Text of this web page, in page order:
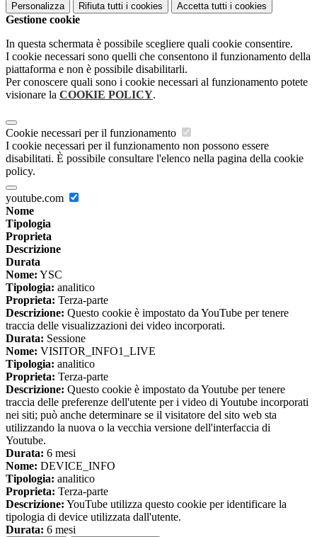
Personalizza Rifiuta tutti i cookies Accetta tutti i cookies
Gestione cookie
In questa schermata è possibile scegliere quali cookie consentire.
I cookie necessari sono quelli che consentono il funzionamento della
piattaforma e non è possibile disabilitarli.
Per conoscere quali sono i cookie necessari al funzionamento potete
visionare la COOKIE POLICY.
Cookie necessari per il funzionamento
I cookie necessari per il funzionamento non possono essere
disabilitati. È possibile consultare l'elenco nella pagina della cookie
policy.
youtube.com
Nome
Tipologia
Proprieta
Descrizione
Durata
Nome: YSC
Tipologia: analitico
Proprieta: Terza-parte
Descrizione: Questo cookie è impostato da YouTube per tenere
traccia delle visualizzazioni dei video incorporati.
Durata: Sessione
Nome: VISITOR_INFO1_LIVE
Tipologia: analitico
Proprieta: Terza-parte
Descrizione: Questo cookie è impostato da Youtube per tenere
traccia delle preferenze dell'utente per i video di Youtube incorporati
nei siti; può anche determinare se il visitatore del sito web sta
utilizzando la nuova o la vecchia versione dell'interfaccia di
Youtube.
Durata: 6 mesi
Nome: DEVICE_INFO
Tipologia: analitico
Proprieta: Terza-parte
Descrizione: YouTube utilizza questo cookie per identificare la
tipologia di device utilizzata dall'utente.
Durata: 6 mesi